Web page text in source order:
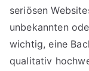
seriösen
unbekannten
wichtig, eine
qualitativ